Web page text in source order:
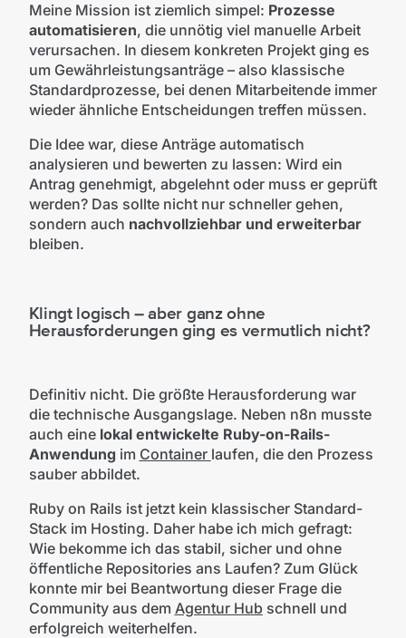
Meine Mission ist ziemlich simpel: Prozesse
automatisieren, die unnötig viel manuelle Arbeit
verursachen. In diesem konkreten Projekt ging es
um Gewährleistungsanträge – also klassische
Standardprozesse, bei denen Mitarbeitende immer
wieder ähnliche Entscheidungen treffen müssen.
Die Idee war, diese Anträge automatisch
analysieren und bewerten zu lassen: Wird ein
Antrag genehmigt, abgelehnt oder muss er geprüft
werden? Das sollte nicht nur schneller gehen,
sondern auch nachvollziehbar und erweiterbar
bleiben.
Klingt logisch – aber ganz ohne
Herausforderungen ging es vermutlich nicht?
Definitiv nicht. Die größte Herausforderung war
die technische Ausgangslage. Neben n8n musste
auch eine lokal entwickelte Ruby-on-Rails-
Anwendung im Container laufen, die den Prozess
sauber abbildet.
Ruby on Rails ist jetzt kein klassischer Standard-
Stack im Hosting. Daher habe ich mich gefragt:
Wie bekomme ich das stabil, sicher und ohne
öffentliche Repositories ans Laufen? Zum Glück
konnte mir bei Beantwortung dieser Frage die
Community aus dem Agentur Hub schnell und
erfolgreich weiterhelfen.